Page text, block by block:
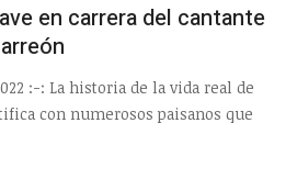
en carrera del cantante
:-: La historia de la vida real de
con numerosos paisanos que